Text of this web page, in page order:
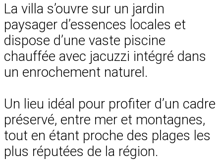
La villa s’ouvre sur un jardin
paysager d’essences locales et
dispose d’une vaste piscine
chauffée avec jacuzzi intégré dans
un enrochement naturel.
Un lieu idéal pour profiter d’un cadre
préservé, entre mer et montagnes,
tout en étant proche des plages les
plus réputées de la région.